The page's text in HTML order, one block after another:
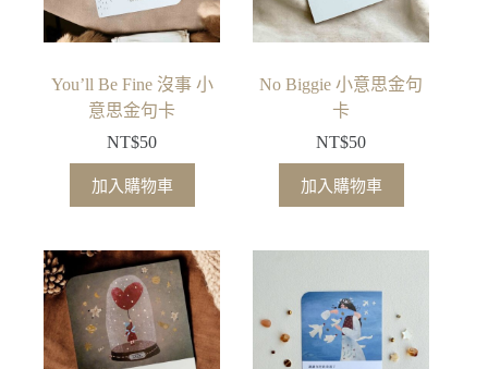
You’ll Be Fine 沒事 小
意思金句卡
NT$50
加入購物車
No Biggie 小意思金句
卡
NT$50
加入購物車